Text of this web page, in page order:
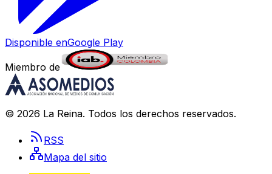
Disponible enGoogle Play
Miembro de
© 2026 La Reina. Todos los derechos reservados.
RSS
Mapa del sitio